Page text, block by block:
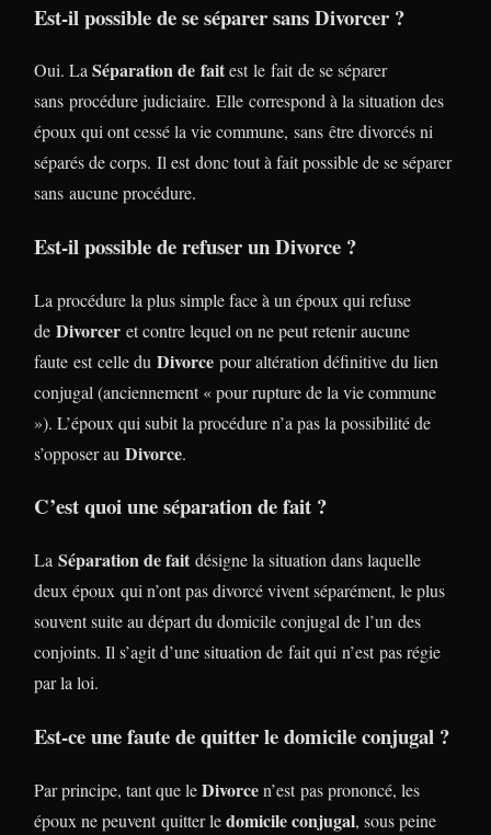
Est-il possible de se séparer sans Divorcer ?
Oui. LaSéparation de faitest le fait de se séparer
sans procédure judiciaire. Elle correspond à la situation des
époux qui ont cessé la vie commune, sans être divorcés ni
séparés de corps. Il est donc tout à fait possible de se séparer
sans aucune procédure.
Est-il possible de refuser un Divorce ?
La procédure la plus simple face à un époux qui refuse
de Divorcer et contre lequel on ne peut retenir aucune
faute est celle du Divorce pour altération définitive du lien
conjugal (anciennement « pour rupture de la vie commune
»). L’époux qui subit la procédure n’a pas la possibilité de
s’opposer au Divorce.
C’est quoi une séparation de fait ?
La Séparation de fait désigne la situation dans laquelle
deux époux qui n’ont pas divorcé vivent séparément, le plus
souvent suite au départ du domicile conjugal de l’un des
conjoints. Il s’agit d’une situation de fait qui n’est pas régie
par la loi.
Est-ce une faute de quitter le domicile conjugal ?
Par principe, tant que leDivorcen’est pas prononcé, les
époux ne peuvent quitter ledomicile conjugal, sous peine